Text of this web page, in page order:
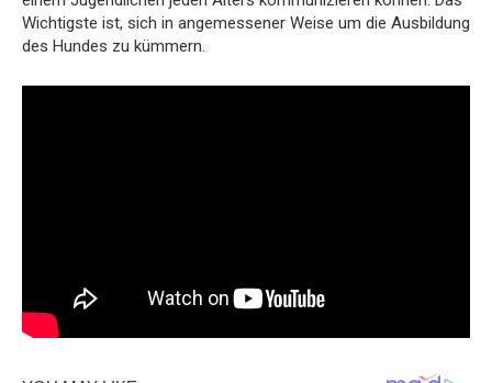
Wichtigste ist, sich in angemessener Weise um die Ausbildung
des Hundes zu kümmern.